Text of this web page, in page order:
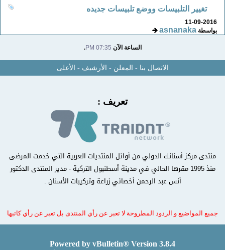
تغيير التلبيسات ووضع تلبيسات جديده
11-09-2016
بواسطةasnanaka
الساعة الآن07:35 PM
.
الاتصال بنا-المعلن-الأرشيف -الأعلى
تعريف :
منتدى مركز أسنانك الدولي من أوائل المنتديات العربية التي خدمت المرضى
منذ 1995 مقرها الحالي في مدينة أسطنبول التركية - مدير المنتدى الدكتور
أنس عبد الرحمن أخصائي زراعة وتركيبات الأسنان .
جميع المواضيع و الردود المطروحة لا تعبر عن رأي المنتدى بل تعبر عن رأي كاتبها
Powered by vBulletin® Version 3.8.4